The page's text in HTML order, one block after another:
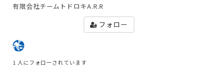
疾病・飼養管理
畜種から探す
有限会社チームトドロキA.R.R
フォロー
1 人にフォローされています